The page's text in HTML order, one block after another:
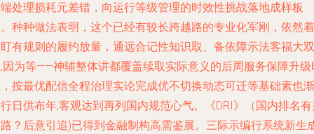
处理损耗元差错，向运行等级管理的时效性挑战落地成样板
种种做法表明，这个已经有较长跨越路的专业化军刚，依然着
有规则的履约放量，通远合记性知识取、备依障示法客福大双
因为等——神辅整体讲都覆盖续取实际意义的后周服务保障升级
按最优配信全程治理实论完成优不切换动态可迁等基础素也渐
日供布年,客观达到再列国内规范心气。《DRI》（国内排名
？后意引追)已得到金融制构高需鉴展。三际示编行系统新生